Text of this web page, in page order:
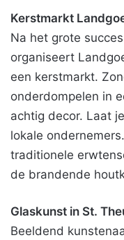
Kerstmarkt
Na het grote
organiseert
een kerstmarkt.
onderdompelen in
achtig decor. Laat
lokale
traditionele
de brandende
Glaskunst in St.
Beeldend